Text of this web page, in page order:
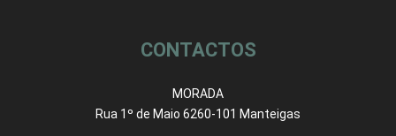
CONTACTOS
MORADA
Rua 1º de Maio 6260-101 Manteigas